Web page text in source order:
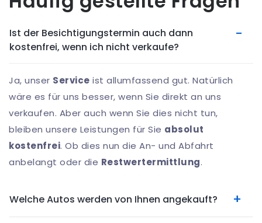
Ist der Besichtigungstermin auch dann
kostenfrei, wenn ich nicht verkaufe?
Ja, unser Service ist allumfassend gut. Natürlich
wäre es für uns besser, wenn Sie direkt an uns
verkaufen. Aber auch wenn Sie dies nicht tun,
bleiben unsere Leistungen für Sie absolut
kostenfrei. Ob dies nun die An- und Abfahrt
anbelangt oder die Restwertermittlung.
Welche Autos werden von Ihnen angekauft?